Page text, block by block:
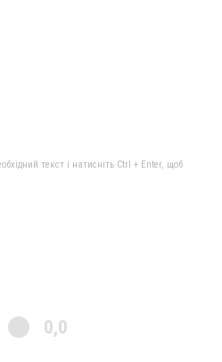
текст і натисніть Ctrl + Enter, щоб
0,0